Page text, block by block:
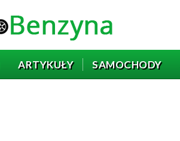
ARTYKUŁY SAMOCHODY